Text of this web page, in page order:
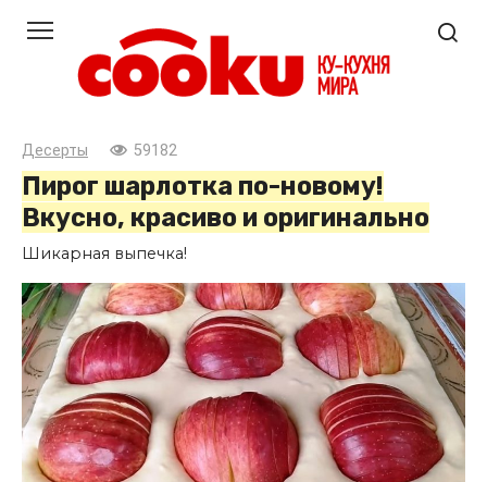
контенту
Десерты 59182
Пирог шарлотка по-новому!
Вкусно, красиво и оригинально
Шикарная выпечка!